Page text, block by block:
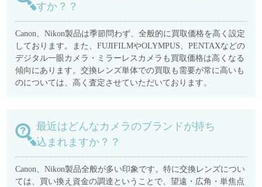
すか？？
Canon、Nikon製品は季節問わず、全般的に買取価格を高く設定
しております。また、FUJIFILMやOLYMPUS、PENTAXなどの
デジタル一眼カメラ・ミラーレスカメラも買取価格は高くなる
傾向にあります。交換レンズ単体での買取も需要が常に高いも
のについては、高く査定させていただいております。
最近はどんなカメラのブランドが持ち
込まれますか？？
Canon、Nikon製品全般が多い印象です。特に交換レンズについ
ては、買い換え資金の調達ということで、望遠・広角・単焦点